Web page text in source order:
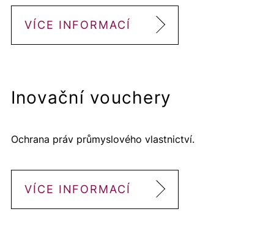
VÍCE INFORMACÍ
Inovační vouchery
Ochrana práv průmyslového vlastnictví.
VÍCE INFORMACÍ